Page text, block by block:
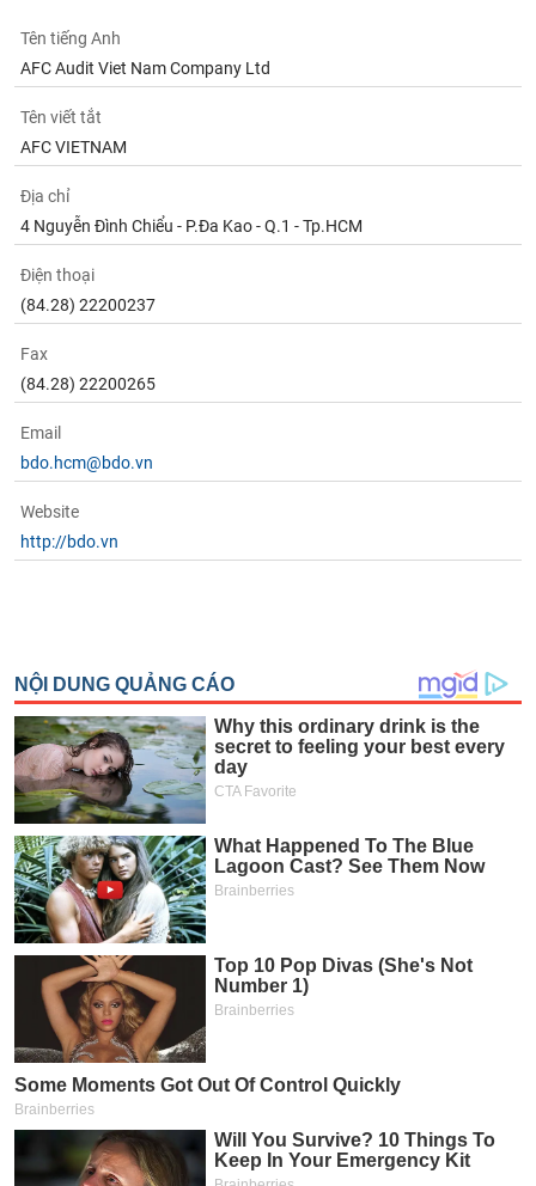
Tên tiếng Anh
AFC Audit Viet Nam Company Ltd
Tên viết tắt
AFC VIETNAM
Địa chỉ
4 Nguyễn Đình Chiểu - P.Đa Kao - Q.1 - Tp.HCM
Điện thoại
(84.28) 22200237
Fax
(84.28) 22200265
Email
bdo.hcm@bdo.vn
Website
http://bdo.vn
chính